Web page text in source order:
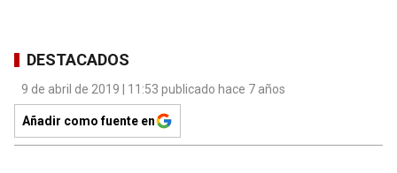
DESTACADOS
9 de abril de 2019 | 11:53 publicado hace 7 años
Añadir como fuente en